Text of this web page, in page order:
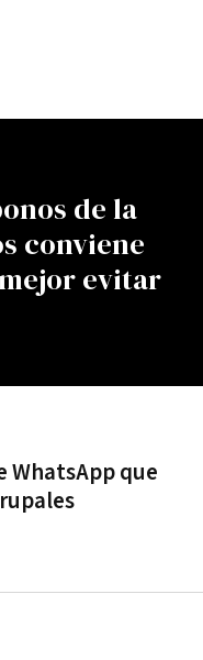
de la
conviene
evitar
WhatsApp que